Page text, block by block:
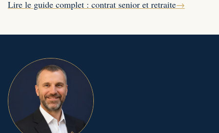
Lire le guide complet : contrat senior et retraite→